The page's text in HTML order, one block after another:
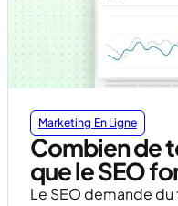
Marketing En Ligne
Combien de
que le SEO
Le SEO demande